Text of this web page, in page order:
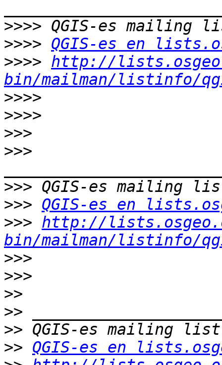
>>>>
>>>> QGIS-es en
>>>> http://
bin/mailman/listinfo/
>>>>
>>>>
>>>
>>>
>>>
>>> QGIS-es en
>>> http://
bin/mailman/listinfo/
>>>
>>>
>>
>>
>>
>> QGIS-es en